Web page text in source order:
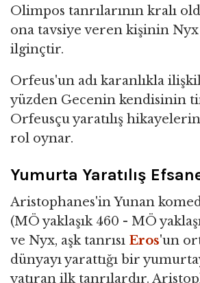
Olimpos tanrılarının kralı
ona tavsiye veren kişinin Nyx
ilginçtir.
Orfeus'un adı karanlıkla
yüzden Gecenin kendisinin
Orfeusçu yaratılış
rol oynar.
Yumurta Yaratılış
Aristophanes'in Yunan
(MÖ yaklaşık 460 - MÖ
ve Nyx, aşk tanrısı Eros'un
dünyayı yarattığı bir
yatıran ilk tanrılardır.